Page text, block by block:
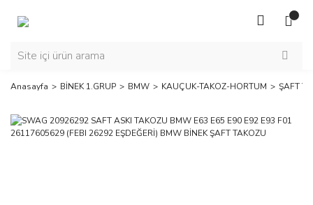
Anasayfa BİNEK 1.GRUP BMW KAUÇUK-TAKOZ-HORTUM ŞAFT